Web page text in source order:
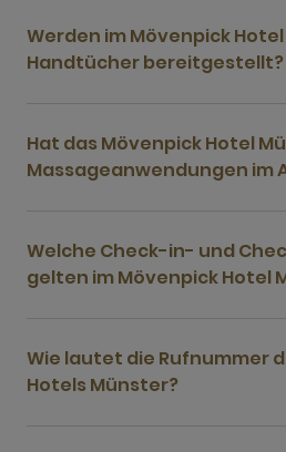
Werden im Mövenpick
Handtücher bereitgestellt?
Hat das Mövenpick Hotel
Massageanwendungen im
Welche Check-in- und
gelten im Mövenpick Hotel
Wie lautet die Rufnummer
Hotels Münster?